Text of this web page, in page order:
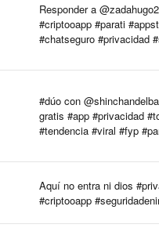
Responder a
#criptooapp #parati
#chatseguro #privacidad
#dúo con
gratis #app #privacidad
#tendencia #viral #fyp
Aquí no entra ni dios
#criptooapp